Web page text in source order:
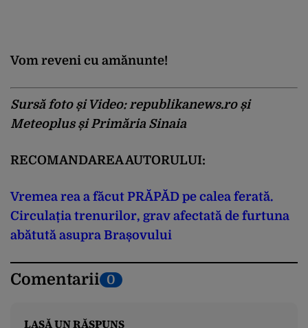
Vom reveni cu amănunte!
Sursă foto și Video: republikanews.ro și
Meteoplus și Primăria Sinaia
RECOMANDAREA AUTORULUI:
Vremea rea a făcut PRĂPĂD pe calea ferată.
Circulația trenurilor, grav afectată de furtuna
abătută asupra Brașovului
Comentarii 0
LASĂ UN RĂSPUNS